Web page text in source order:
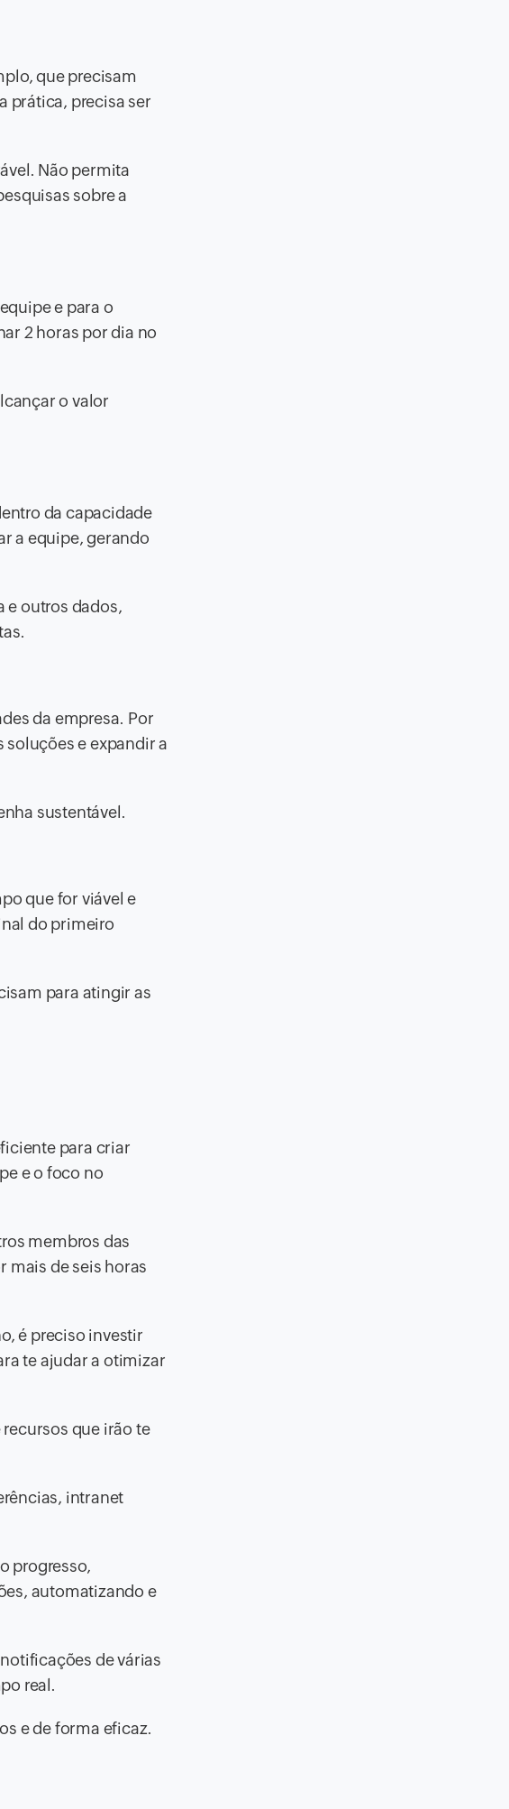
que precisam
prática, precisa ser
Não permita
sobre a
e para o
2 horas por dia no
o valor
da capacidade
a equipe, gerando
e outros dados,
da empresa. Por
e expandir a
sustentável.
que for viável e
do primeiro
para atingir as
para criar
e o foco no
membros das
mais de seis horas
é preciso investir
te ajudar a otimizar
que irão te
intranet
progresso,
automatizando e
de várias
real.
e de forma eficaz.